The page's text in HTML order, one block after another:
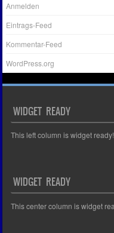
Anmelden
Eintrags-Feed
Kommentar-Feed
WordPress.org
WIDGET READY
This left column is widget
WIDGET READY
This center column is widget